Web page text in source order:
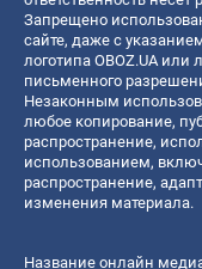
Запрещено
сайте, даже с
логотипа OBOZ.UA или
письменного
Незаконным
любое копирование,
распространение,
использованием,
распространение,
изменения материала.
Название онлайн